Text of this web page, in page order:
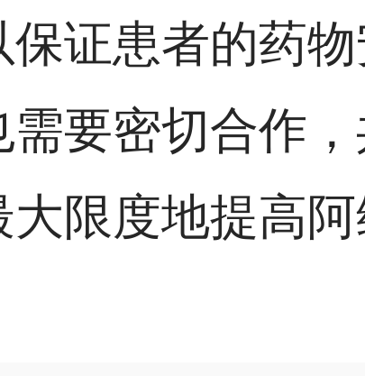
证患者的药
要密切合作
限度地提高阿